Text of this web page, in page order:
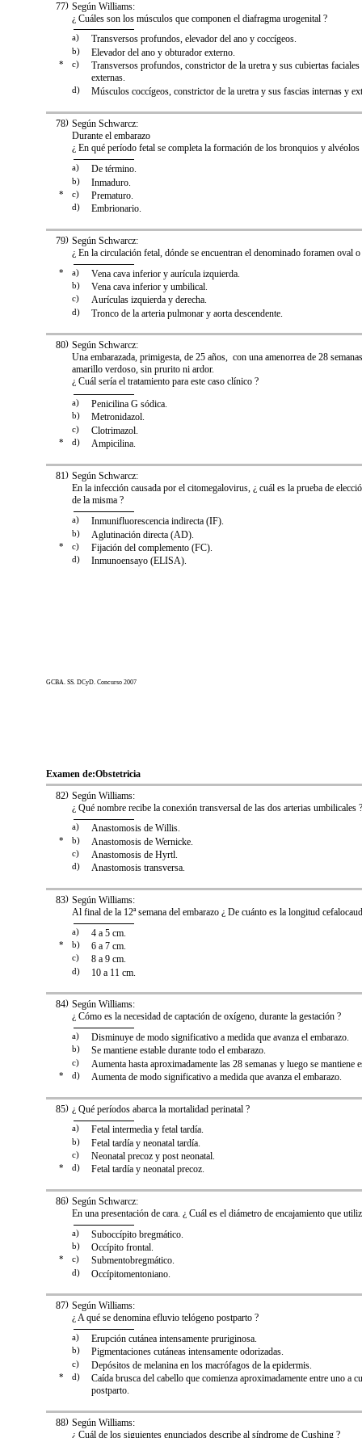
)
77 Según Williams:
¿ Cuáles son los músculos que componen el diafragma urogenital ?
a) Transversos profundos, elevador del ano y coccígeos.
b) Elevador del ano y obturador externo.
* c)
Transversos profundos, constrictor de la uretra y sus cubiertas
externas.
d) Músculos coccígeos, constrictor de la uretra y sus fascias internas y
)
78 Según Schwarcz:
Durante el embarazo
¿ En qué período fetal se completa la formación de los bronquios y alvéolos
a) De término.
b) Inmaduro.
* c) Prematuro.
d) Embrionario.
)
79 Según Schwarcz:
¿ En la circulación fetal, dónde se encuentran el denominado foramen oval
* a) Vena cava inferior y aurícula izquierda.
b) Vena cava inferior y umbilical.
c) Aurículas izquierda y derecha.
d) Tronco de la arteria pulmonar y aorta descendente.
)
80 Según Schwarcz:
Una embarazada, primigesta, de 25 años, con una amenorrea de 28
amarillo verdoso, sin prurito ni ardor.
¿ Cuál sería el tratamiento para este caso clínico ?
a) Penicilina G sódica.
b) Metronidazol.
c) Clotrimazol.
* d) Ampicilina.
)
81 Según Schwarcz:
En la infección causada por el citomegalovirus, ¿ cuál es la prueba de
de la misma ?
a) Inmunifluorescencia indirecta (IF).
b) Aglutinación directa (AD).
* c) Fijación del complemento (FC).
d) Inmunoensayo (ELISA).
GCBA. SS. DCyD. Concurso 2007
Examen de:Obstetricia
)
82 Según Williams:
¿ Qué nombre recibe la conexión transversal de las dos arterias umbilicales ?
a) Anastomosis de Willis.
* b) Anastomosis de Wernicke.
c) Anastomosis de Hyrtl.
d) Anastomosis transversa.
)
83 Según Williams:
Al final de la 12ª semana del embarazo ¿ De cuánto es la longitud
a) 4 a 5 cm.
* b) 6 a 7 cm.
c) 8 a 9 cm.
d) 10 a 11 cm.
)
84 Según Williams:
¿ Cómo es la necesidad de captación de oxígeno, durante la gestación ?
a) Disminuye de modo significativo a medida que avanza el embarazo.
b) Se mantiene estable durante todo el embarazo.
c) Aumenta hasta aproximadamente las 28 semanas y luego se mantiene
* d) Aumenta de modo significativo a medida que avanza el embarazo.
)
85 ¿ Qué períodos abarca la mortalidad perinatal ?
a) Fetal intermedia y fetal tardía.
b) Fetal tardía y neonatal tardía.
c) Neonatal precoz y post neonatal.
* d) Fetal tardía y neonatal precoz.
)
86 Según Schwarcz:
En una presentación de cara. ¿ Cuál es el diámetro de encajamiento que
a) Suboccípito bregmático.
b) Occípito frontal.
* c) Submentobregmático.
d) Occípitomentoniano.
)
87 Según Williams:
¿ A qué se denomina efluvio telógeno postparto ?
a) Erupción cutánea intensamente pruriginosa.
b) Pigmentaciones cutáneas intensamente odorizadas.
c) Depósitos de melanina en los macrófagos de la epidermis.
* d)
Caída brusca del cabello que comienza aproximadamente entre uno a
postparto.
)
88 Según Williams:
¿ Cuál de los siguientes enunciados describe al síndrome de Cushing ?